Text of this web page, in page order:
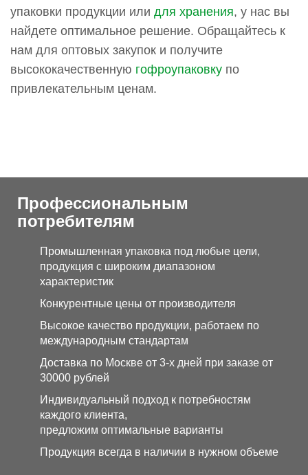
упаковки продукции или для хранения, у нас вы
найдете оптимальное решение. Обращайтесь к
нам для оптовых закупок и получите
высококачественную гофроупаковку по
привлекательным ценам.
Профессиональным
потребителям
Промышленная упаковка под любые цели,
продукция с широким диапазоном
характеристик
Конкурентные цены от производителя
Высокое качество продукции, работаем по
международным стандартам
Доставка по Москве от 3-х дней при заказе от
30000 рублей
Индивидуальный подход к потребностям
каждого клиента,
предложим оптимальные варианты
Продукция всегда в наличии в нужном объеме